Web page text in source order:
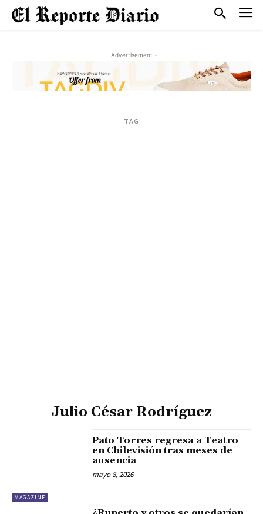
- Advertisement -
TAG
Julio César Rodríguez
MAGAZINE
Pato Torres regresa a Teatro
en Chilevisión tras meses de
ausencia
mayo 8, 2026